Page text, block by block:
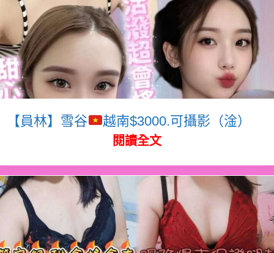
【員林】雪谷 越南$3000.可攝影（淦）
閱讀全文